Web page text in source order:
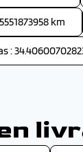
km
: